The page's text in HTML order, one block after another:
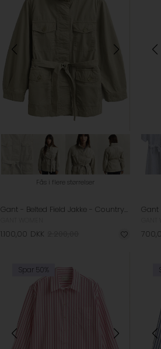
Fås i flere størrelser
Gant - Belted Field Jakke - Country Beige
1.100,00 DKK
Spar 50%